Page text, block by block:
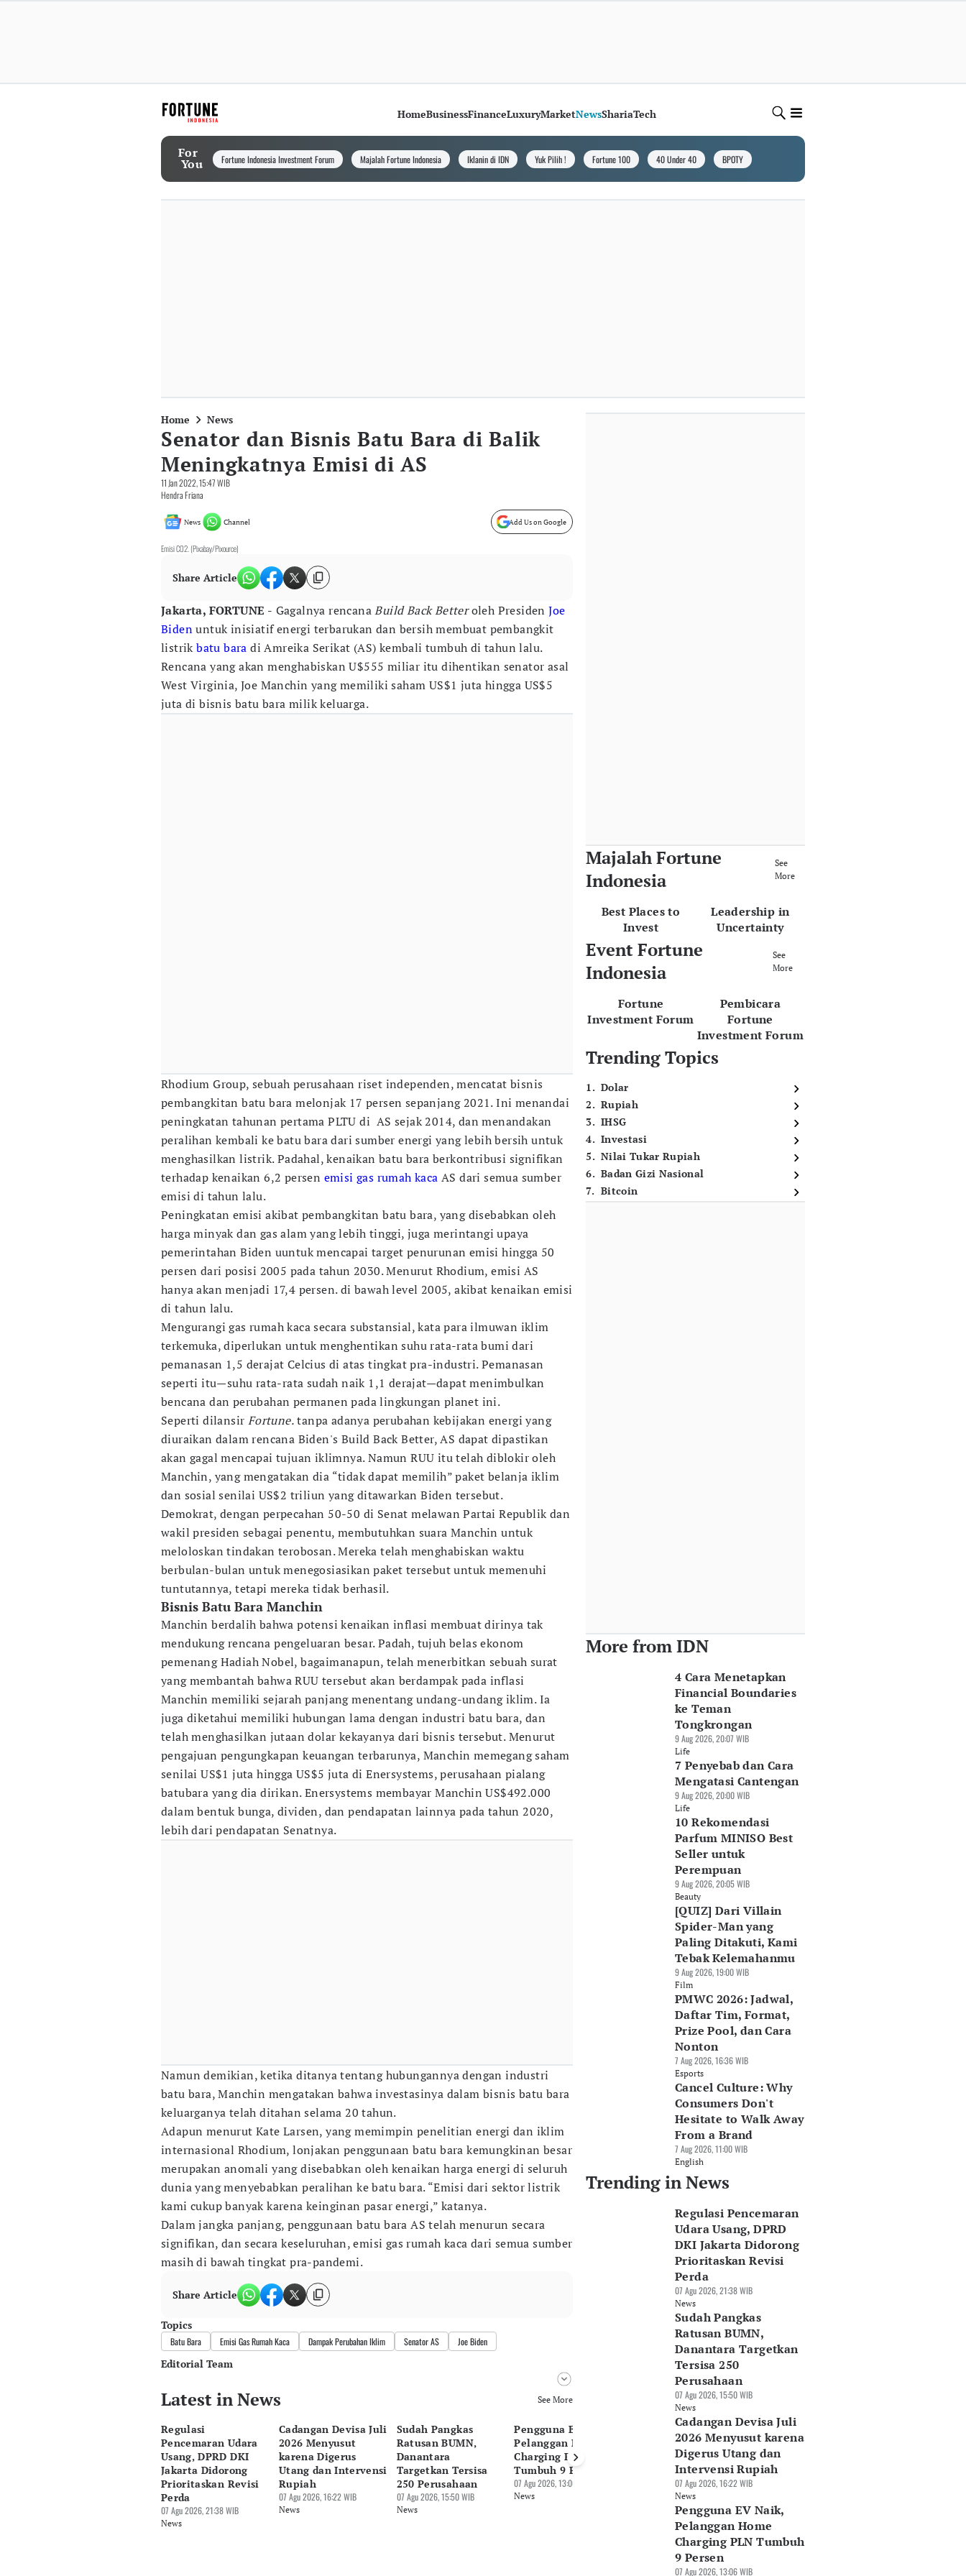
HomeBusinessFinanceLuxuryMarketNewsShariaTech
For
You Fortune Indonesia Investment Forum Majalah Fortune Indonesia Iklanin di IDN Yuk Pilih ! Fortune 100 40 Under 40 BPOTY
Home News
Senator dan Bisnis Batu Bara di Balik
Meningkatnya Emisi di AS
11 Jan 2022, 15:47 WIB
Hendra Friana
News Channel Add Us on Google
Emisi CO2. (Pixabay/Pixource)
Share Article
Jakarta, FORTUNE - Gagalnya rencanaBuild Back Betteroleh PresidenJoe
Bidenuntuk inisiatif energi terbarukan dan bersih membuat pembangkit
listrikbatu bara di Amreika Serikat (AS) kembali tumbuh di tahun lalu.
Rencana yang akan menghabiskan U$555 miliar itu dihentikan senator asal
West Virginia, Joe Manchin yang memiliki saham US$1 juta hingga US$5
juta di bisnis batu bara milik keluarga.
Rhodium Group, sebuah perusahaan riset independen, mencatat bisnis
pembangkitan batu bara melonjak 17 persen sepanjang 2021. Ini menandai
peningkatan tahunan pertama PLTU di AS sejak 2014, dan menandakan
peralihan kembali ke batu bara dari sumber energi yang lebih bersih untuk
menghasilkan listrik. Padahal, kenaikan batu bara berkontribusi signifikan
terhadap kenaikan 6,2 persen emisi gas rumah kaca AS dari semua sumber
emisi di tahun lalu.
Peningkatan emisi akibat pembangkitan batu bara, yang disebabkan oleh
harga minyak dan gas alam yang lebih tinggi, juga merintangi upaya
pemerintahan Biden uuntuk mencapai target penurunan emisi hingga 50
persen dari posisi 2005 pada tahun 2030. Menurut Rhodium, emisi AS
hanya akan menjadi 17,4 persen. di bawah level 2005, akibat kenaikan emisi
di tahun lalu.
Mengurangi gas rumah kaca secara substansial, kata para ilmuwan iklim
terkemuka, diperlukan untuk menghentikan suhu rata-rata bumi dari
pemanasan 1,5 derajat Celcius di atas tingkat pra-industri. Pemanasan
seperti itu—suhu rata-rata sudah naik 1,1 derajat—dapat menimbulkan
bencana dan perubahan permanen pada lingkungan planet ini.
Seperti dilansir Fortune.tanpa adanya perubahan kebijakan energi yang
diuraikan dalam rencana Biden's Build Back Better, AS dapat dipastikan
akan gagal mencapai tujuan iklimnya. Namun RUU itu telah diblokir oleh
Manchin, yang mengatakan dia “tidak dapat memilih” paket belanja iklim
dan sosial senilai US$2 triliun yang ditawarkan Biden tersebut.
Demokrat, dengan perpecahan 50-50 di Senat melawan Partai Republik dan
wakil presiden sebagai penentu, membutuhkan suara Manchin untuk
meloloskan tindakan terobosan. Mereka telah menghabiskan waktu
berbulan-bulan untuk menegosiasikan paket tersebut untuk memenuhi
tuntutannya, tetapi mereka tidak berhasil.
Bisnis Batu Bara Manchin
Manchin berdalih bahwa potensi kenaikan inflasi membuat dirinya tak
mendukung rencana pengeluaran besar. Padah, tujuh belas ekonom
pemenang Hadiah Nobel, bagaimanapun, telah menerbitkan sebuah surat
yang membantah bahwa RUU tersebut akan berdampak pada inflasi
Manchin memiliki sejarah panjang menentang undang-undang iklim. Ia
juga diketahui memiliki hubungan lama dengan industri batu bara, dan
telah menghasilkan jutaan dolar kekayanya dari bisnis tersebut. Menurut
pengajuan pengungkapan keuangan terbarunya, Manchin memegang saham
senilai US$1 juta hingga US$5 juta di Enersystems, perusahaan pialang
batubara yang dia dirikan. Enersystems membayar Manchin US$492.000
dalam bentuk bunga, dividen, dan pendapatan lainnya pada tahun 2020,
lebih dari pendapatan Senatnya.
Namun demikian, ketika ditanya tentang hubungannya dengan industri
batu bara, Manchin mengatakan bahwa investasinya dalam bisnis batu bara
keluarganya telah ditahan selama 20 tahun.
Adapun menurut Kate Larsen, yang memimpin penelitian energi dan iklim
internasional Rhodium, lonjakan penggunaan batu bara kemungkinan besar
merupakan anomali yang disebabkan oleh kenaikan harga energi di seluruh
dunia yang menyebabkan peralihan ke batu bara. “Emisi dari sektor listrik
kami cukup banyak karena keinginan pasar energi,” katanya.
Dalam jangka panjang, penggunaan batu bara AS telah menurun secara
signifikan, dan secara keseluruhan, emisi gas rumah kaca dari semua sumber
masih di bawah tingkat pra-pandemi.
Share Article
Topics
Batu Bara Emisi Gas Rumah Kaca Dampak Perubahan Iklim Senator AS Joe Biden
Editorial Team
Editor
Pingit Aria
Editor
Hendra Friana
Latest in News See More
Regulasi
Pencemaran Udara
Usang, DPRD DKI
Jakarta Didorong
Prioritaskan Revisi
Perda
07 Agu 2026, 21:38 WIB
News
Cadangan Devisa Juli
2026 Menyusut
karena Digerus
Utang dan Intervensi
Rupiah
07 Agu 2026, 16:22 WIB
News
Sudah Pangkas
Ratusan BUMN,
Danantara
Targetkan Tersisa
250 Perusahaan
07 Agu 2026, 15:50 WIB
News
Pengguna EV Naik,
Pelanggan Home
Charging PLN
Tumbuh 9 Persen
07 Agu 2026, 13:06 WIB
News
Pasar Alas Kaki RI
Berpotensi Rp290
Triliun, Industri
Minta Deregulasi
07 Agu 2026, 10:41 WIB
DJP Tunda
Pemungutan PPh E-
Commerce, Pajak
Seller Batal
Dipotong
News
Majalah Fortune
Indonesia
See
More
Best Places to
Invest
Leadership in
Uncertainty
Event Fortune
Indonesia
See
More
Fortune
Investment Forum
Pembicara
Fortune
Investment Forum
Trending Topics
1. Dolar
2. Rupiah
3. IHSG
4. Investasi
5. Nilai Tukar Rupiah
6. Badan Gizi Nasional
7. Bitcoin
More from IDN
4 Cara Menetapkan
Financial Boundaries
ke Teman
Tongkrongan
9 Aug 2026, 20:07 WIB
Life
7 Penyebab dan Cara
Mengatasi Cantengan
9 Aug 2026, 20:00 WIB
Life
10 Rekomendasi
Parfum MINISO Best
Seller untuk
Perempuan
9 Aug 2026, 20:05 WIB
Beauty
[QUIZ] Dari Villain
Spider-Man yang
Paling Ditakuti, Kami
Tebak Kelemahanmu
9 Aug 2026, 19:00 WIB
Film
PMWC 2026: Jadwal,
Daftar Tim, Format,
Prize Pool, dan Cara
Nonton
7 Aug 2026, 16:36 WIB
Esports
Cancel Culture: Why
Consumers Don't
Hesitate to Walk Away
From a Brand
7 Aug 2026, 11:00 WIB
English
Trending in News
Regulasi Pencemaran
Udara Usang, DPRD
DKI Jakarta Didorong
Prioritaskan Revisi
Perda
07 Agu 2026, 21:38 WIB
News
Sudah Pangkas
Ratusan BUMN,
Danantara Targetkan
Tersisa 250
Perusahaan
07 Agu 2026, 15:50 WIB
News
Cadangan Devisa Juli
2026 Menyusut karena
Digerus Utang dan
Intervensi Rupiah
07 Agu 2026, 16:22 WIB
News
Pengguna EV Naik,
Pelanggan Home
Charging PLN Tumbuh
9 Persen
07 Agu 2026, 13:06 WIB